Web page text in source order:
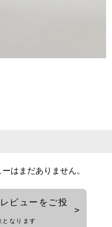
はまだありません。
ビューをご投
なります